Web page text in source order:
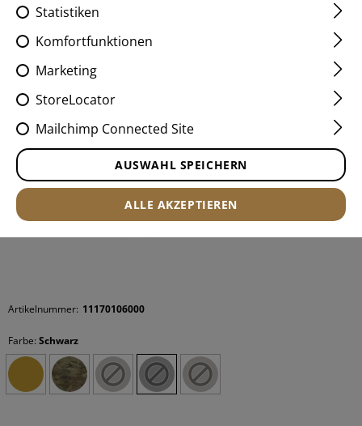
Artikelnummer: 11170106000
Farbe: Schwarz
Statistiken
Komfortfunktionen
Marketing
StoreLocator
Mailchimp Connected Site
AUSWAHL SPEICHERN
ALLE AKZEPTIEREN